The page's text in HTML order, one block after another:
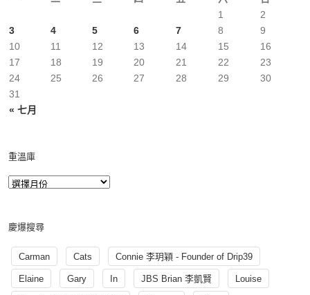
« 七月
1
2
3
4 5 6 7 8
9
10
11 12 13 14 15
16
17
18 19 20 21 22
23
24
25 26 27 28 29
30
31
重溫庫
慶爆搜尋
Carman Cats Connie 李玥穎 - Founder of Drip39
Elaine Gary In JBS Brian 李凱賢 Louise